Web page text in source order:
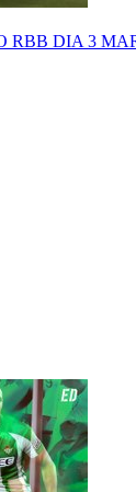
RBB DIA 3